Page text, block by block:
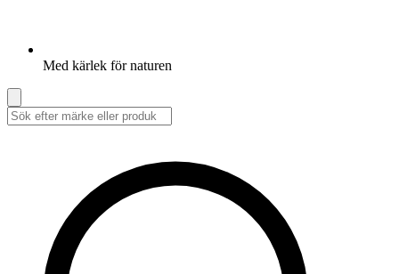
Med kärlek för naturen